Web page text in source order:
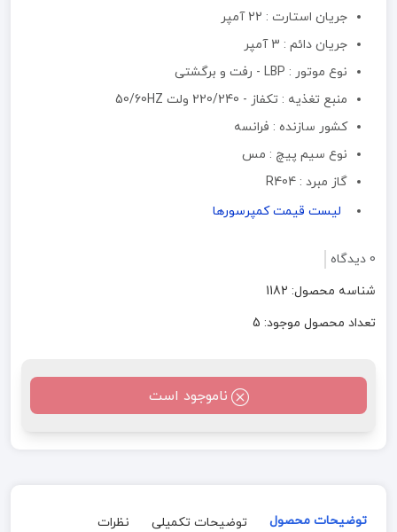
جریان استارت : 22 آمپر
جریان دائم : 3 آمپر
نوع موتور :‌ LBP - رفت و برگشتی
منبع تغذیه :‌ تکفاز - 220/240 ولت 50/60HZ
کشور سازنده : فرانسه
نوع سیم پیچ : مس
گاز مبرد : R404
لیست قیمت کمپرسورها
0 دیدگاه
شناسه محصول: 1182
تعداد محصول موجود: 5
ناموجود است
توضیحات محصول توضیحات تکمیلی نظرات